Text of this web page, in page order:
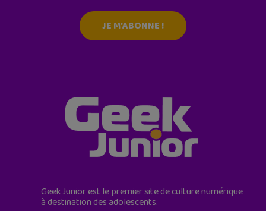
JE M'ABONNE !
Geek Junior est le premier site de culture numérique
à destination des adolescents.